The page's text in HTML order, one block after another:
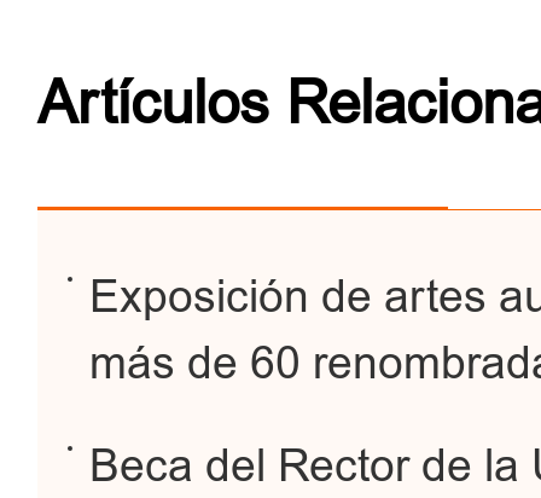
Artículos
Exposición de artes
más de 60
Beca del Rector de la